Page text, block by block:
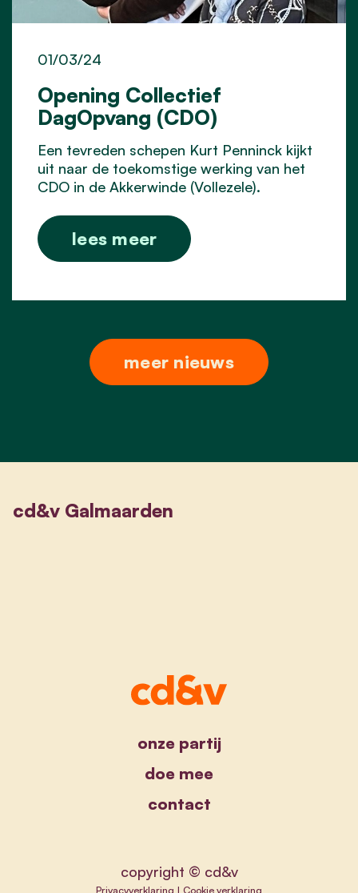
Opening Collectief
DagOpvang (CDO)
01/03/24
Een tevreden schepen Kurt Penninck kijkt
uit naar de toekomstige werking van het
CDO in de Akkerwinde (Vollezele).
lees meer
meer nieuws
cd&v Galmaarden
onze partij
doe mee
contact
copyright © cd&v
Privacyverklaring | Cookie verklaring